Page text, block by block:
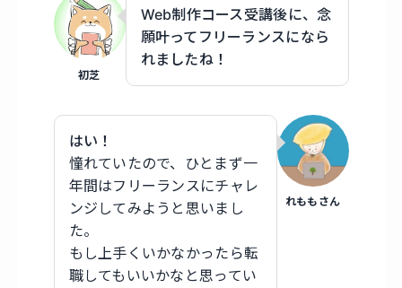
初芝
Web制作コース受講後に、念
願叶ってフリーランスになら
れましたね！
れももさん
はい！
憧れていたので、ひとまず一
年間はフリーランスにチャレ
ンジしてみようと思いまし
た。
もし上手くいかなかったら転
職してもいいかなと思ってい